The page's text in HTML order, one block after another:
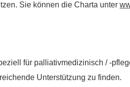
Sie können die Charta unter
für palliativmedizinisch / -
Unterstützung zu finden.